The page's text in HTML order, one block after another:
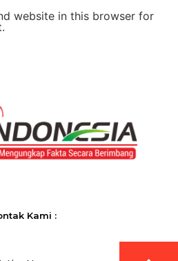
website in this browser for
Kami :